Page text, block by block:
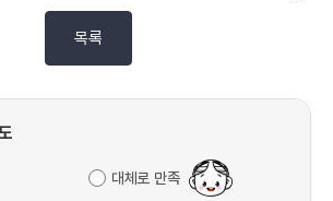
목록
대체로 만족